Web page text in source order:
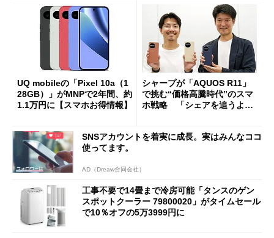
UQ mobileの「Pixel 10a（1
28GB）」がMNPで2年間、約
1.1万円に【スマホお得情報】
シャープが「AQUOS R11」
で挑む“価格高騰時代”のスマ
ホ戦略 「シェアを追うより
SNSアカウントを着実に成長。実はみんなココ
使ってます。
AD（Dreaw合同会社）
工事不要で14畳まで冷房可能「タンスのゲン
スポットクーラー 79800020」がタイムセール
で10％オフの5万3999円に